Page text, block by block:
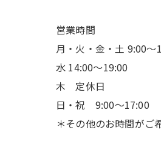
営業時間
月・火・金・土 9:00〜
水 14:00〜19:00
木 定休日
日・祝 9:00〜17:00
＊その他のお時間がご